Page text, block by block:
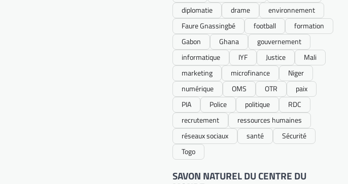
diplomatie
drame
environnement
Faure Gnassingbé
football
formation
Gabon
Ghana
gouvernement
informatique
IYF Justice
Mali
marketing
microfinance
Niger
numérique
OMS OTR
paix
PIA
Police politique
RDC
recrutement
ressources humaines
réseaux sociaux
santé
Sécurité
Togo
SAVON NATUREL DU CENTRE DU